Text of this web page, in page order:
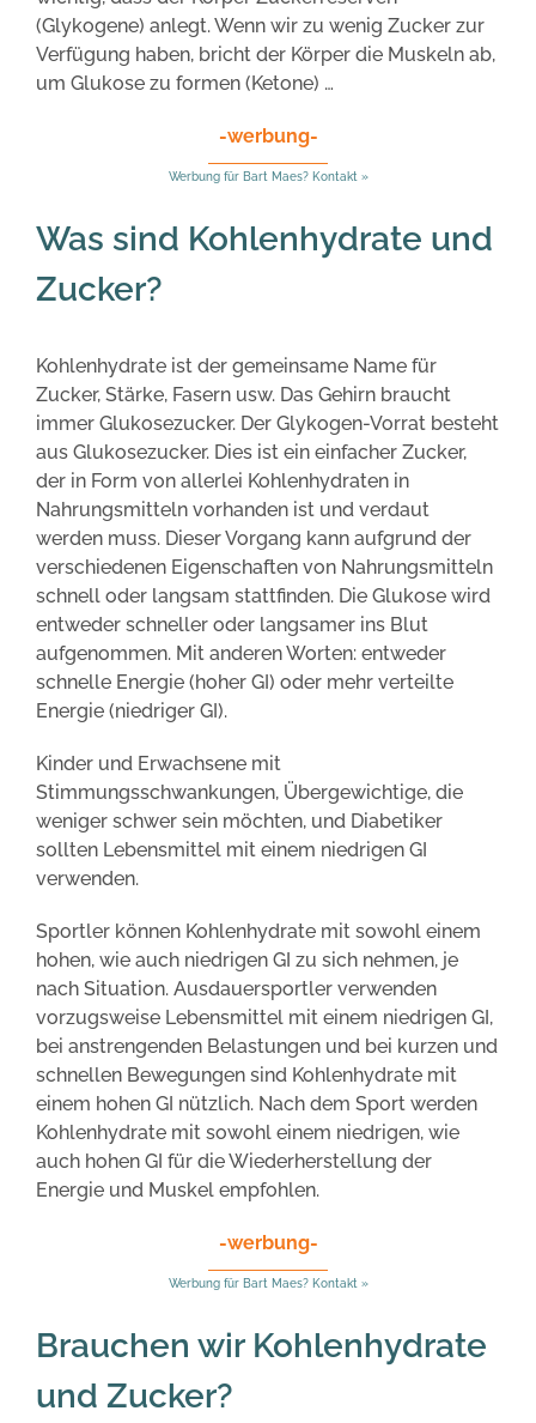
(Glykogene) anlegt. Wenn wir zu wenig Zucker zur
Verfügung haben, bricht der Körper die Muskeln ab,
um Glukose zu formen (Ketone) …
-werbung-
Werbung für Bart Maes? Kontakt »
Was sind Kohlenhydrate und
Zucker?
Kohlenhydrate ist der gemeinsame Name für
Zucker, Stärke, Fasern usw. Das Gehirn braucht
immer Glukosezucker. Der Glykogen-Vorrat besteht
aus Glukosezucker. Dies ist ein einfacher Zucker,
der in Form von allerlei Kohlenhydraten in
Nahrungsmitteln vorhanden ist und verdaut
werden muss. Dieser Vorgang kann aufgrund der
verschiedenen Eigenschaften von Nahrungsmitteln
schnell oder langsam stattfinden. Die Glukose wird
entweder schneller oder langsamer ins Blut
aufgenommen. Mit anderen Worten: entweder
schnelle Energie (hoher GI) oder mehr verteilte
Energie (niedriger GI).
Kinder und Erwachsene mit
Stimmungsschwankungen, Übergewichtige, die
weniger schwer sein möchten, und Diabetiker
sollten Lebensmittel mit einem niedrigen GI
verwenden.
Sportler können Kohlenhydrate mit sowohl einem
hohen, wie auch niedrigen GI zu sich nehmen, je
nach Situation. Ausdauersportler verwenden
vorzugsweise Lebensmittel mit einem niedrigen GI,
bei anstrengenden Belastungen und bei kurzen und
schnellen Bewegungen sind Kohlenhydrate mit
einem hohen GI nützlich. Nach dem Sport werden
Kohlenhydrate mit sowohl einem niedrigen, wie
auch hohen GI für die Wiederherstellung der
Energie und Muskel empfohlen.
-werbung-
Werbung für Bart Maes? Kontakt »
Brauchen wir Kohlenhydrate
und Zucker?